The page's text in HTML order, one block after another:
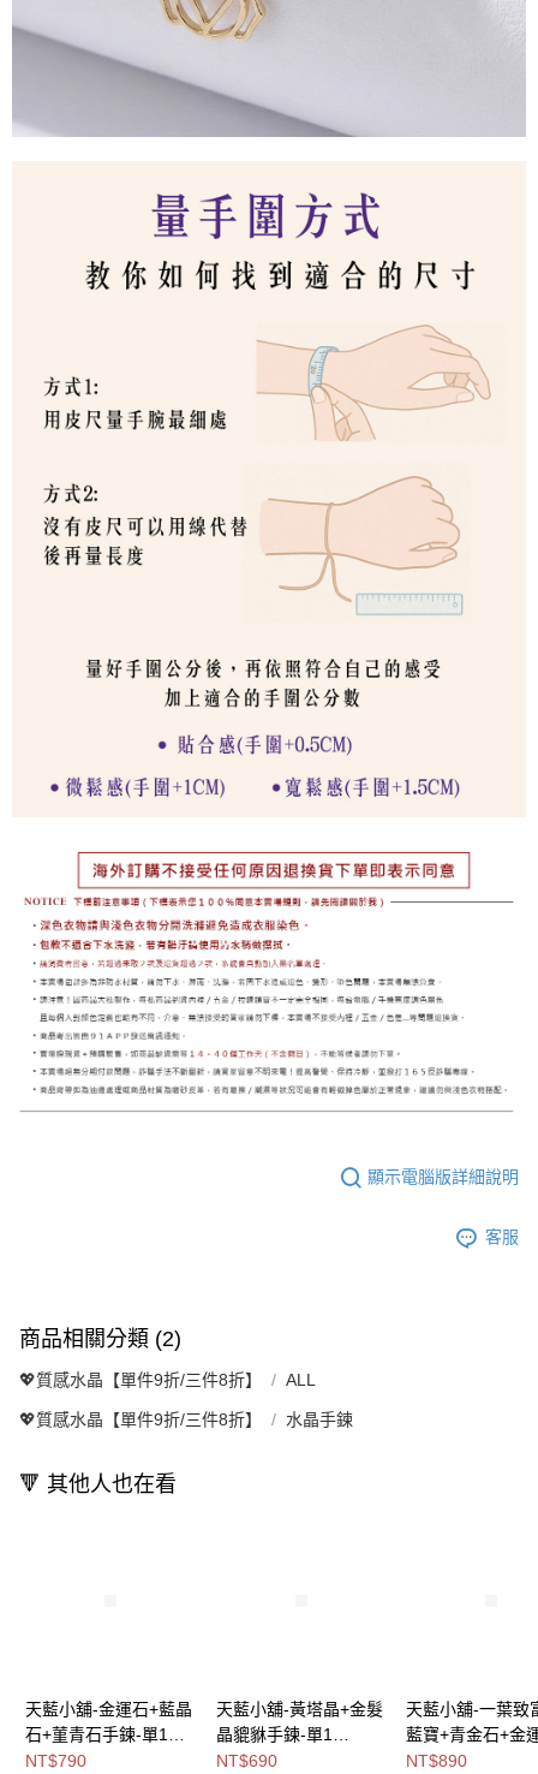
顯示電腦版詳細說明
客服
商品相關分類 (2)
💖質感水晶【單件9折/三件8折】 ALL
💖質感水晶【單件9折/三件8折】 水晶手鍊
🔻 其他人也在看
天藍小舖-金運石+藍晶
石+菫青石手鍊-單1
款-$790【A31310175
NT$790
天藍小舖-黃塔晶+金髮
晶貔貅手鍊-單1
款-$690【A31310198
NT$690
天藍小舖-一葉致
藍寶+青金石+金
鍊(客製手圍)-共1
NT$890